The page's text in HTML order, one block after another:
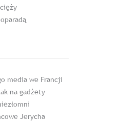
media we Francji
na gadżety
Jerycha